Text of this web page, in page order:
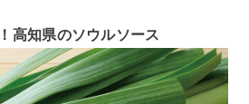
高知県のソウルソース